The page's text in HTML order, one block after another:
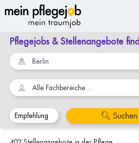
zurück zur Suche
Pflegejobs & Stellenangebote
Alle Fachbereiche...
Suchen